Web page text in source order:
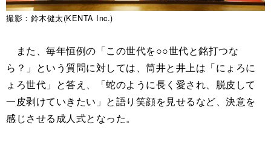
撮影：鈴木健太(KENTA Inc.)
また、毎年恒例の「この世代を○○世代と銘打つな
ら？」という質問に対しては、筒井と井上は「にょろに
ょろ世代」と答え、「蛇のように長く愛され、脱皮して
一皮剥けていきたい」と語り笑顔を見せるなど、決意を
感じさせる成人式となった。